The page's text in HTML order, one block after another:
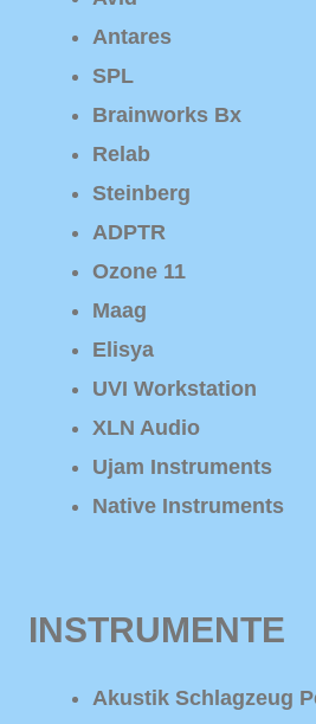
Antares
SPL
Brainworks Bx
Relab
Steinberg
ADPTR
Ozone 11
Maag
Elisya
UVI Workstation
XLN Audio
Ujam Instruments
Native
INSTRUMENTE
Akustik Schlagzeug